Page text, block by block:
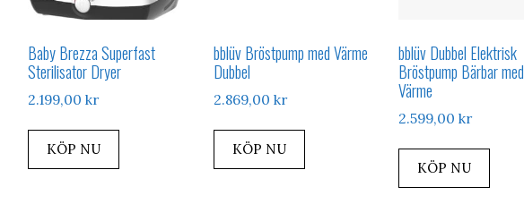
Baby Brezza Superfast
Sterilisator Dryer
2.199,00 kr
KÖP NU
bblüv Bröstpump med Värme
Dubbel
2.869,00 kr
KÖP NU
bblüv Dubbel Elektrisk
Bröstpump Bärbar med
Värme
2.599,00kr
KÖP NU